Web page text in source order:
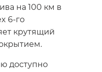
на 100 км в
6-го
крутящий
доступно